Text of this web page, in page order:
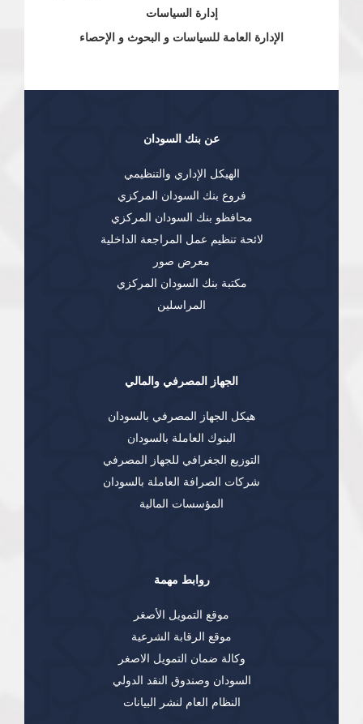
إدارة السياسات
الإدارة العامة للسياسات و البحوث و الإحصاء
عن بنك السودان
الهيكل الإداري والتنظيمي
فروع بنك السودان المركزي
محافظو بنك السودان المركزي
لائحة تنظيم عمل المراجعة الداخلية
معرض صور
مكتبة بنك السودان المركزي
المراسلين
الجهاز المصرفي والمالي
هيكل الجهاز المصرفي بالسودان
البنوك العاملة بالسودان
التوزيع الجغرافي للجهاز المصرفي
شركات الصرافة العاملة بالسودان
المؤسسات المالية
روابط مهمة
موقع التمويل الأصغر
موقع الرقابة الشرعية
وكالة ضمان التمويل الاصغر
السودان وصندوق النقد الدولي
النظام العام لنشر البيانات